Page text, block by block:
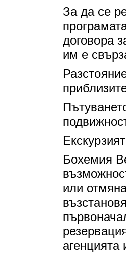
За да се
договора
им е
Бохемия
или
агенцията